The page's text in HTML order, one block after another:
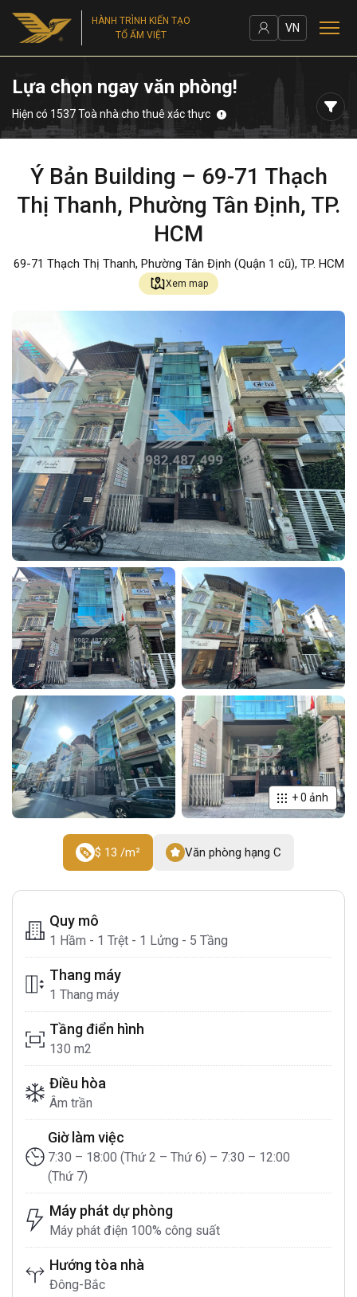
HÀNH TRÌNH KIẾN TẠO
TỔ ẤM VIỆT
VN
Lựa chọn ngay văn phòng!
Hiện có 1537 Toà nhà cho thuê xác thực
Ý Bản Building – 69-71 Thạch
Thị Thanh, Phường Tân Định, TP.
HCM
69-71 Thạch Thị Thanh, Phường Tân Định (Quận 1 cũ), TP. HCM
Xem map
+0 ảnh
$ 13 /m² Văn phòng hạng C
Quy mô
1 Hầm - 1 Trệt - 1 Lửng - 5 Tầng
Thang máy
1 Thang máy
Tầng điển hình
130 m2
Điều hòa
Âm trần
Giờ làm việc
7:30 – 18:00 (Thứ 2 – Thứ 6) – 7:30 – 12:00
(Thứ 7)
Máy phát dự phòng
Máy phát điện 100% công suất
Hướng tòa nhà
Đông-Bắc